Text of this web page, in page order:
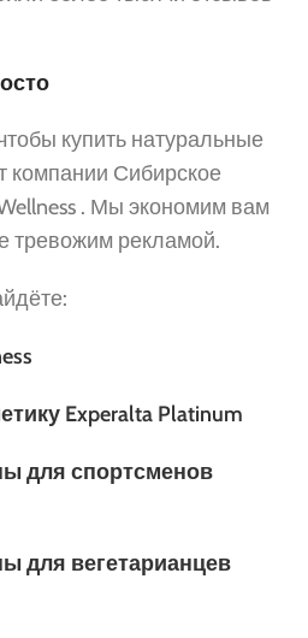
купить натуральные
компании Сибирское
. Мы экономим вам
тревожим рекламой.
Experalta Platinum
для спортсменов
для вегетарианцев